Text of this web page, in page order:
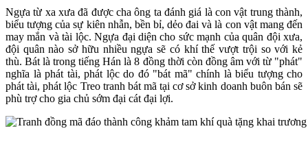
Ngựa từ xa xưa đã được cha ông ta đánh giá là con vật trung thành,
biểu tượng của sự kiên nhẫn, bền bỉ, dẻo đai và là con vật mang đến
may mắn và tài lộc. Ngựa đại diện cho sức mạnh của quân đội xưa,
đội quân nào sở hữu nhiều ngựa sẽ có khí thế vượt trội so với kẻ
thù. Bát là trong tiếng Hán là 8 đồng thời còn đồng âm với từ "phát"
nghĩa là phát tài, phát lộc do đó "bát mã" chính là biểu tượng cho
phát tài, phát lộc Treo tranh bát mã tại cơ sở kinh doanh buôn bán sẽ
phù trợ cho gia chủ sớm đại cát đại lợi.